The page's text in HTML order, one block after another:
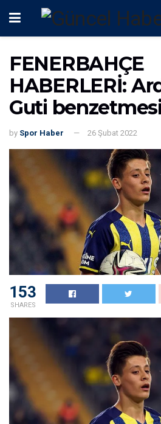
FENERBAHÇE
HABERLERİ:
Guti benzetmesi
by Spor Haber 26 Şubat 2022
153
SHARES